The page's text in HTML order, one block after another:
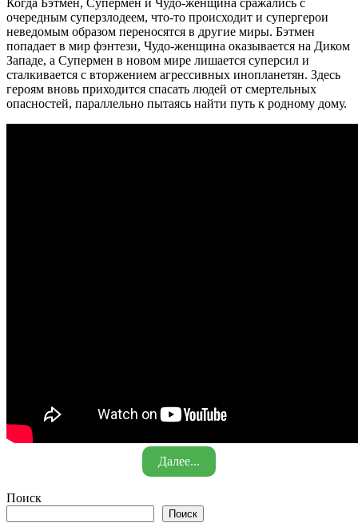
Когда Бэтмен, Супермен и Чудо-женщина сражались с
очередным суперзлодеем, что-то происходит и супергерои
неведомым образом переносятся в другие миры. Бэтмен
попадает в мир фэнтези, Чудо-женщина оказывается на Диком
Западе, а Супермен в новом мире лишается суперсил и
сталкивается с вторжением агрессивных инопланетян. Здесь
героям вновь приходится спасать людей от смертельных
опасностей, параллельно пытаясь найти путь к родному дому.
Далее...
Поиск
Поиск